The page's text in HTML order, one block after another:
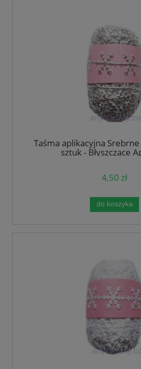
Taśma aplikacyjna
sztuk - Błyszczące
4,50 zł
do koszyka